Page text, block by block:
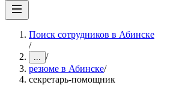
Поиск сотрудников в Абинске
/
... /
резюме в Абинске/
секретарь-помощник